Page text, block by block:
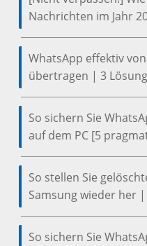
Nachrichten im Jahr
WhatsApp effektiv
übertragen | 3
So sichern Sie
auf dem PC [5
So stellen Sie
Samsung wieder her
So sichern Sie